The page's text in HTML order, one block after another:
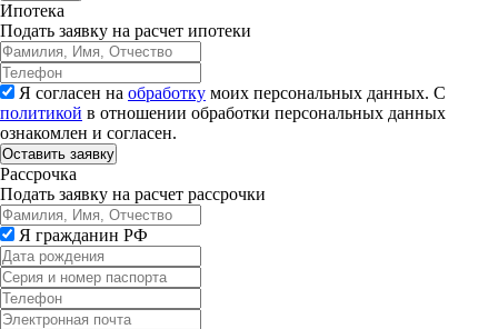
Ипотека
Подать заявку на расчет ипотеки
Я согласен на обработку моих персональных данных. С
политикой в отношении обработки персональных данных
ознакомлен и согласен.
Рассрочка
Подать заявку на расчет рассрочки
Я гражданин РФ